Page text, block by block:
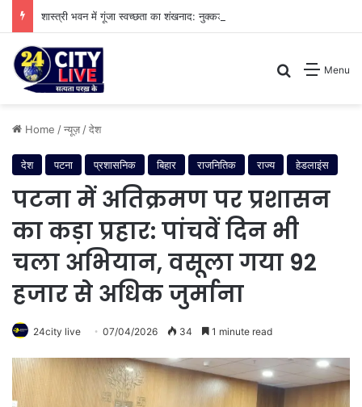
Menu
Search for
Home /न्यूज़ /देश
देश पटना प्रशासनिक बिहार राजनितिक राज्य हेडलाइंस
पटना में अतिक्रमण पर प्रशासन
का कड़ा प्रहार: पांचवें दिन भी
चला अभियान, वसूला गया 92
हजार से अधिक जुर्माना
24city live 07/04/2026 34 1 minute read